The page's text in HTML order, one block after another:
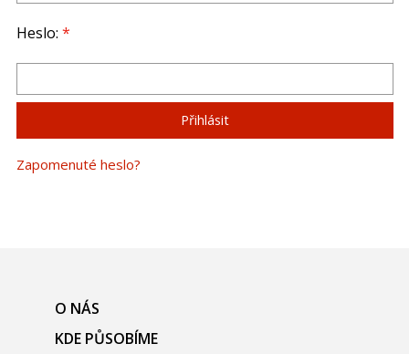
Heslo: *
Zapomenuté heslo?
O NÁS
KDE PŮSOBÍME